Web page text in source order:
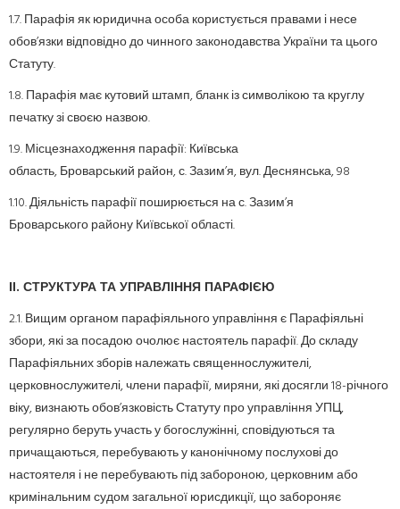
1.7. Парафія як юридична особа користується правами і несе
обов’язки відповідно до чинного законодавства України та цього
Статуту.
1.8. Парафія має кутовий штамп, бланк із символікою та круглу
печатку зі своєю назвою.
1.9. Місцезнаходження парафії: Київська
область, Броварський район, с. Зазим’я, вул. Деснянська, 98
1.10. Діяльність парафії поширюється на с. Зазим’я
Броварського району Київської області.
ІІ. СТРУКТУРА ТА УПРАВЛІННЯ ПАРАФІЄЮ
2.1. Вищим органом парафіяльного управління є Парафіяльні
збори, які за посадою очолює настоятель парафії. До складу
Парафіяльних зборів належать священнослужителі,
церковнослужителі, члени парафії, миряни, які досягли 18-річного
віку, визнають обов’язковість Статуту про управління УПЦ,
регулярно беруть участь у богослужінні, сповідуються та
причащаються, перебувають у канонічному послухові до
настоятеля і не перебувають під забороною, церковним або
кримінальним судом загальної юрисдикції, що забороняє